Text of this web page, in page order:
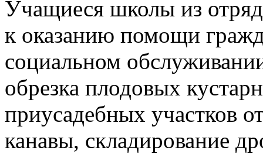
Учащиеся школы из
к оказанию помощи
социальном
обрезка плодовых
приусадебных участков
канавы, складирование